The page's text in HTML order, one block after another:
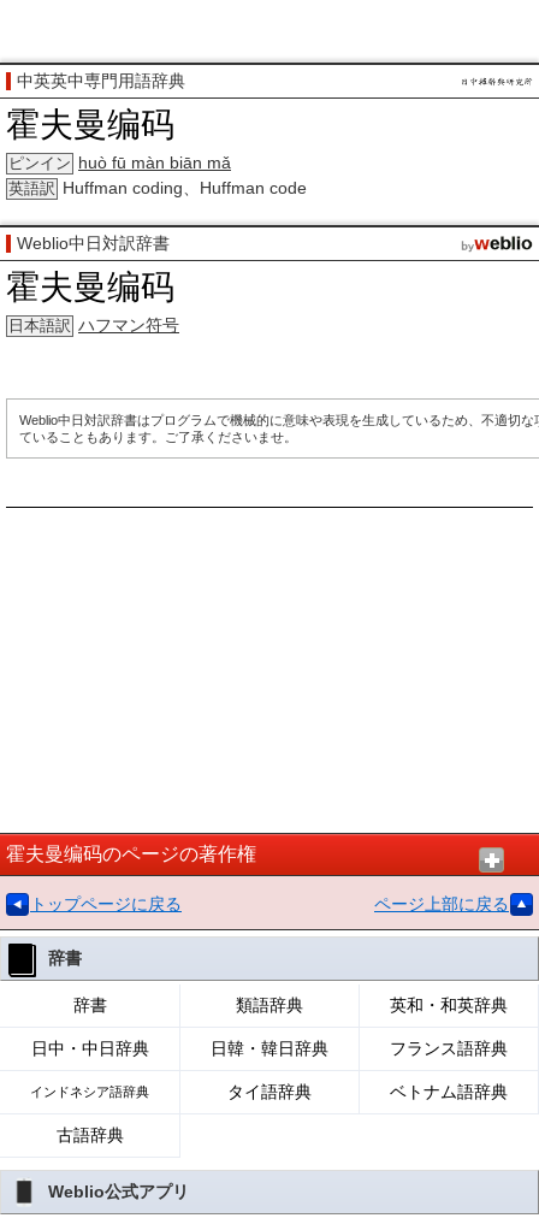
中英英中専門用語辞典
霍夫曼编码
ピンイン huò fū màn biān mǎ
英語訳 Huffman coding、Huffman code
Weblio中日対訳辞書
霍夫曼编码
日本語訳 ハフマン符号
Weblio中日対訳辞書はプログラムで機械的に意味や表現を生成しているため、不適切な
ていることもあります。ご了承くださいませ。
霍夫曼编码のページの著作権
トップページに戻る ページ上部に戻る
辞書
辞書 類語辞典 英和・和英辞典
日中・中日辞典 日韓・韓日辞典 フランス語辞典
インドネシア語辞典 タイ語辞典 ベトナム語辞典
古語辞典
Weblio公式アプリ